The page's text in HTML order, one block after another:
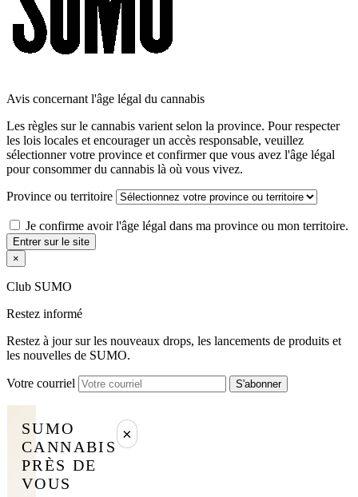
Avis concernant l'âge légal du cannabis
Les règles sur le cannabis varient selon la province. Pour respecter
les lois locales et encourager un accès responsable, veuillez
sélectionner votre province et confirmer que vous avez l'âge légal
pour consommer du cannabis là où vous vivez.
Province ou territoire
Je confirme avoir l'âge légal dans ma province ou mon territoire.
Entrer sur le site
×
Club SUMO
Restez informé
Restez à jour sur les nouveaux drops, les lancements de produits et
les nouvelles de SUMO.
Votre courriel S'abonner
SUMO
CANNABIS
PRÈS DE
VOUS
×